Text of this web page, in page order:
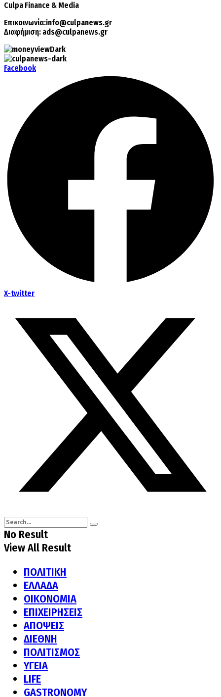
Culpa Finance & Media
Επικοινωνία:info@culpanews.gr
Διαφήμιση: ads@culpanews.gr
Facebook
X-twitter
No Result
View All Result
ΠΟΛΙΤΙΚΗ
ΕΛΛΑΔΑ
ΟΙΚΟΝΟΜΙΑ
ΕΠΙΧΕΙΡΗΣΕΙΣ
ΑΠΟΨΕΙΣ
ΔΙΕΘΝΗ
ΠΟΛΙΤΙΣΜΟΣ
ΥΓΕΙΑ
LIFE
GASTRONOMY